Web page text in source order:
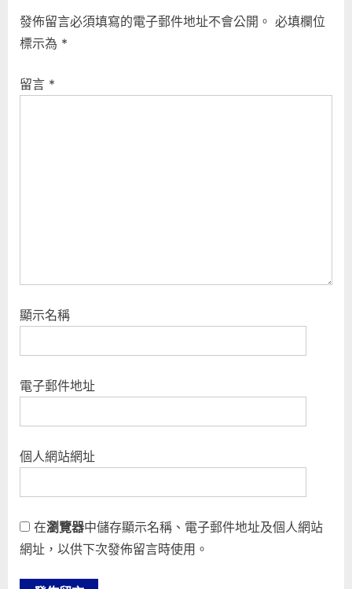
u
s
o
P
t
發佈留言必須填寫的電子郵件地址不會公開。 必填欄位
標示為 *
留言 *
顯示名稱
電子郵件地址
個人網站網址
在瀏覽器中儲存顯示名稱、電子郵件地址及個人網站
網址，以供下次發佈留言時使用。